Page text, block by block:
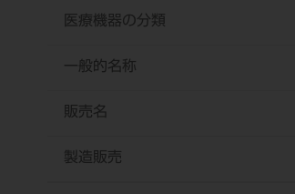
医療機器の分類
一般的名称
販売名
製造販売